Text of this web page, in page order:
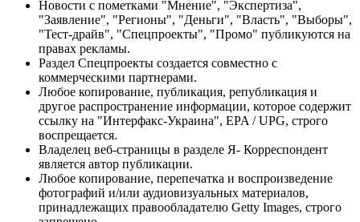
Новости с пометками "Мнение", "Экспертиза",
"Заявление", "Регионы", "Деньги", "Власть", "Выборы",
"Тест-драйв", "Спецпроекты", "Промо" публикуются на
правах рекламы.
Раздел Спецпроекты создается совместно с
коммерческими партнерами.
Любое копирование, публикация, републикация и
другое распространение информации, которое содержит
ссылку на "Интерфакс-Украина", EPA / UPG, строго
воспрещается.
Владелец веб-страницы в разделе Я- Корреспондент
является автор публикации.
Любое копирование, перепечатка и воспроизведение
фотографий и/или аудиовизуальных материалов,
принадлежащих правообладателю Getty Images, строго